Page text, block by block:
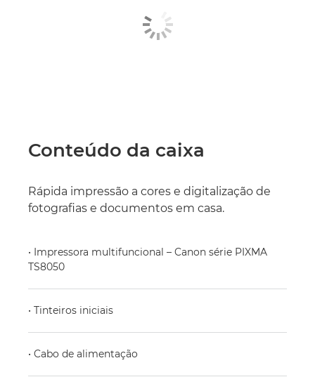
Conteúdo da caixa
Rápida impressão a cores e digitalização de
fotografias e documentos em casa.
• Impressora multifuncional – Canon série PIXMA
TS8050
• Tinteiros iniciais
• Cabo de alimentação